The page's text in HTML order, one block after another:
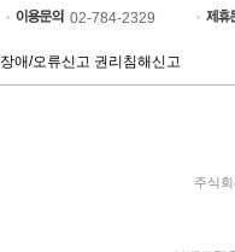
02-784-2329
장애/오류신고 권리침해신고
주식